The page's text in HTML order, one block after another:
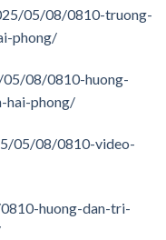
05/08/0810-truong-
phong/
05/08/0810-huong-
hai-phong/
05/08/0810-video-
huong-dan-tri-